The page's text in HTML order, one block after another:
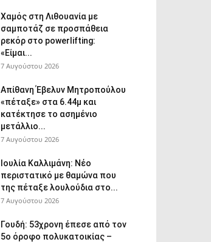
Χαμός στη Λιθουανία με
σαμποτάζ σε προσπάθεια
ρεκόρ στο powerlifting:
«Είμαι...
7 Αυγούστου 2026
Απίθανη Έβελυν Μητροπούλου
«πέταξε» στα 6.44μ και
κατέκτησε το ασημένιο
μετάλλιο...
7 Αυγούστου 2026
Ιουλία Καλλιμάνη: Νέο
περιστατικό με θαμώνα που
της πέταξε λουλούδια στο...
7 Αυγούστου 2026
Γουδή: 53χρονη έπεσε από τον
5ο όροφο πολυκατοικίας –